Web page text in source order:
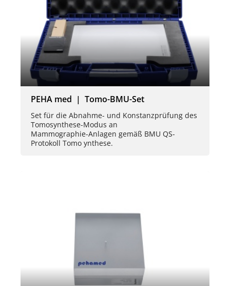
PEHA med | Tomo-BMU-Set
Set für die Abnahme- und Konstanzprüfung des
Tomosynthese-Modus an
Mammographie-Anlagen gemäß BMU QS-
Protokoll Tomo ynthese.